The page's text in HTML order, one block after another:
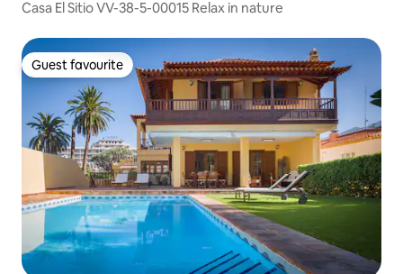
Casa El Sitio VV-38-5-00015 Relax in nature
Guest favourite
Guest favourite